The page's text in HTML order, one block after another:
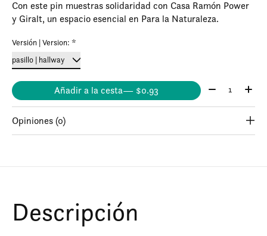
Con este pin muestras solidaridad con Casa Ramón Power
y Giralt, un espacio esencial en Para la Naturaleza.
Versión | Version: *
Añadir a la cesta — $0.93 Cantidad:
Opiniones (0)
Descripción